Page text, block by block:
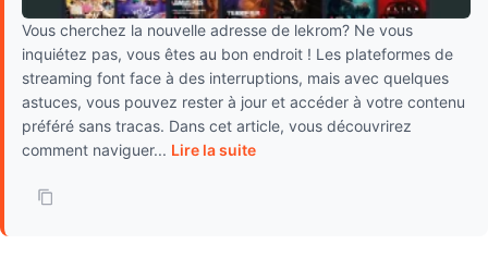
Vous cherchez la nouvelle adresse de lekrom? Ne vous
inquiétez pas, vous êtes au bon endroit ! Les plateformes de
streaming font face à des interruptions, mais avec quelques
astuces, vous pouvez rester à jour et accéder à votre contenu
préféré sans tracas. Dans cet article, vous découvrirez
comment naviguer... Lire la suite